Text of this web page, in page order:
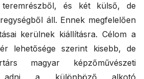
és két külső, de
áll. Ennek megfelelően
kerülnek kiállításra. Célom a
lehetősége szerint kisebb, de
magyar képzőművészeti
adni a különböző alkotó